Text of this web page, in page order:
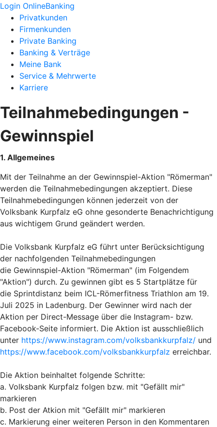
Login OnlineBanking
Privatkunden
Firmenkunden
Private Banking
Banking & Verträge
Meine Bank
Service & Mehrwerte
Karriere
Teilnahmebedingungen -
Gewinnspiel
1. Allgemeines
Mit der Teilnahme an der Gewinnspiel-Aktion "Römerman"
werden die Teilnahmebedingungen akzeptiert. Diese
Teilnahmebedingungen können jederzeit von der
Volksbank Kurpfalz eG ohne gesonderte Benachrichtigung
aus wichtigem Grund geändert werden.
Die Volksbank Kurpfalz eG führt unter Berücksichtigung
der nachfolgenden Teilnahmebedingungen
die Gewinnspiel-Aktion "Römerman" (im Folgendem
"Aktion") durch. Zu gewinnen gibt es 5 Startplätze für
die Sprintdistanz beim ICL-Römerfitness Triathlon am 19.
Juli 2025 in Ladenburg. Der Gewinner wird nach der
Aktion per Direct-Message über die Instagram- bzw.
Facebook-Seite informiert. Die Aktion ist ausschließlich
unter https://www.instagram.com/volksbankkurpfalz/ und
https://www.facebook.com/volksbankkurpfalz erreichbar.
Die Aktion beinhaltet folgende Schritte:
a. Volksbank Kurpfalz folgen bzw. mit "Gefällt mir"
markieren
b. Post der Atkion mit "Gefällt mir" markieren
c. Markierung einer weiteren Person in den Kommentaren